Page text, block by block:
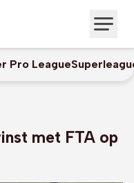
Pro League
met FTA op